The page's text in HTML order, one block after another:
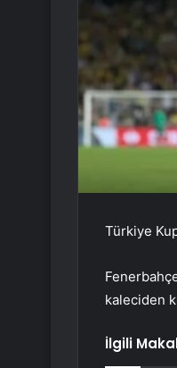
Türkiye
kaleciden
İlgili